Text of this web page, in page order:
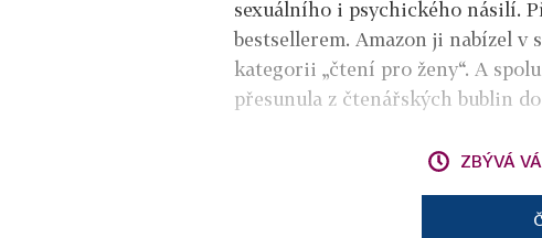
sexuálního i psychického násilí.
bestsellerem. Amazon ji nabízel
kategorii „čtení pro ženy“. A
přesunula z čtenářských bublin
ZBÝVÁ